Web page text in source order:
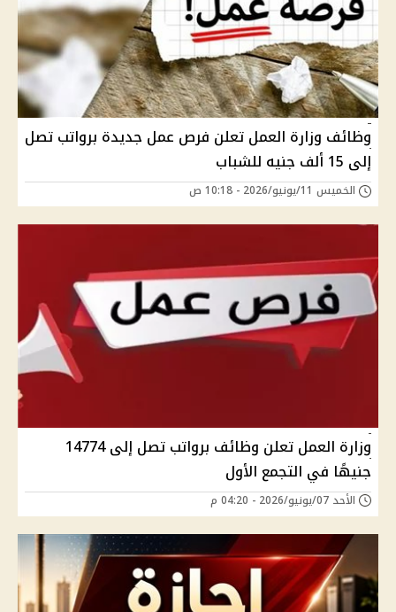
وظائف وزارة العمل تعلن فرص عمل جديدة برواتب تصل
إلى 15 ألف جنيه للشباب
الخميس 11/يونيو/2026 - 10:18 ص
وزارة العمل تعلن وظائف برواتب تصل إلى 14774
جنيهًا في التجمع الأول
الأحد 07/يونيو/2026 - 04:20 م